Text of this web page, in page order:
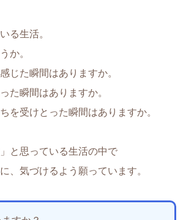
る生活。
か。
じた瞬間はありますか。
た瞬間はありますか。
を受けとった瞬間はありますか。
と思っている生活の中で
、気づけるよう願っています。